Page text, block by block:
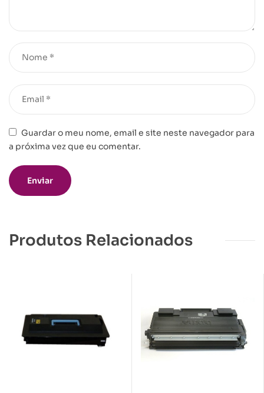
Guardar o meu nome, email e site neste navegador para
a próxima vez que eu comentar.
Produtos Relacionados